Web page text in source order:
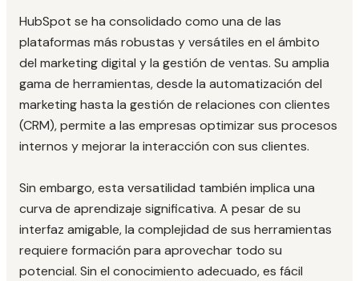
HubSpot se ha consolidado como una de las
plataformas más robustas y versátiles en el ámbito
del marketing digital y la gestión de ventas. Su amplia
gama de herramientas, desde la automatización del
marketing hasta la gestión de relaciones con clientes
(CRM), permite a las empresas optimizar sus procesos
internos y mejorar la interacción con sus clientes.
Sin embargo, esta versatilidad también implica una
curva de aprendizaje significativa. A pesar de su
interfaz amigable, la complejidad de sus herramientas
requiere formación para aprovechar todo su
potencial. Sin el conocimiento adecuado, es fácil